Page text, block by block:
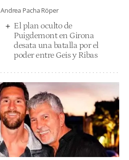
Andrea Pacha Röper
El plan oculto de
Puigdemont en Girona
desata una batalla por el
poder entre Geis y Ribas